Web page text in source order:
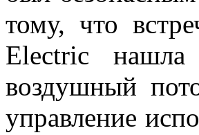
тому, что
Electric нашла
воздушный
управление